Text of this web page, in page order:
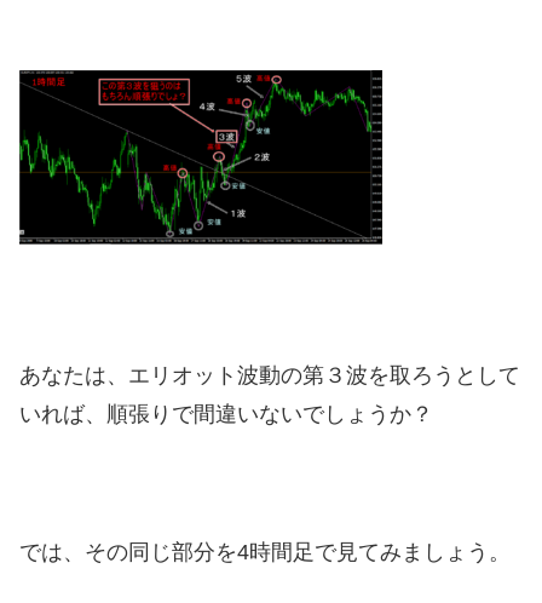
あなたは、エリオット波動の第３波を取ろうとして
いれば、順張りで間違いないでしょうか？
では、その同じ部分を4時間足で見てみましょう。